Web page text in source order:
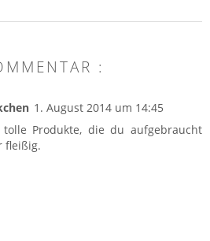
:
1. August 2014 um 14:45
Produkte, die du aufgebraucht
fleißig.